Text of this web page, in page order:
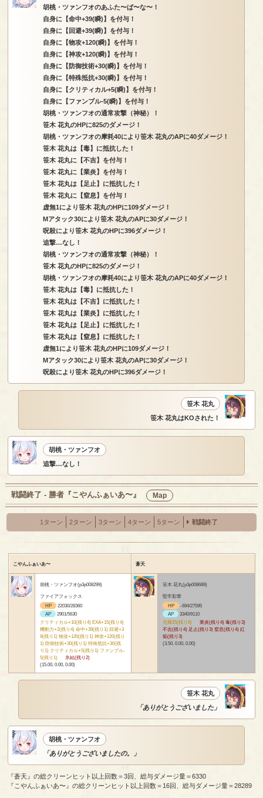
胡桃・ツァンフオのあふた〜ば〜な〜！
自身に【命中+39(瞬)】を付与！
自身に【回避+39(瞬)】を付与！
自身に【物攻+120(瞬)】を付与！
自身に【神攻+120(瞬)】を付与！
自身に【防御技術+30(瞬)】を付与！
自身に【特殊抵抗+30(瞬)】を付与！
自身に【クリティカル+5(瞬)】を付与！
自身に【ファンブル-5(瞬)】を付与！
胡桃・ツァンフオの通常攻撃（神秘）！
笹木 花丸のHPに825のダメージ！
胡桃・ツァンフオの摩耗40により笹木 花丸のAPに40ダメージ！
笹木 花丸は【毒】に抵抗した！
笹木 花丸に【不吉】を付与！
笹木 花丸に【業炎】を付与！
笹木 花丸は【足止】に抵抗した！
笹木 花丸に【窒息】を付与！
虚無1により笹木 花丸のHPに109ダメージ！
Mアタック30により笹木 花丸のAPに30ダメージ！
呪殺により笹木 花丸のHPに396ダメージ！
追撃…なし！
胡桃・ツァンフオの通常攻撃（神秘）！
笹木 花丸のHPに825のダメージ！
胡桃・ツァンフオの摩耗40により笹木 花丸のAPに40ダメージ！
笹木 花丸は【毒】に抵抗した！
笹木 花丸は【不吉】に抵抗した！
笹木 花丸は【業炎】に抵抗した！
笹木 花丸は【足止】に抵抗した！
笹木 花丸は【窒息】に抵抗した！
虚無1により笹木 花丸のHPに109ダメージ！
Mアタック30により笹木 花丸のAPに30ダメージ！
呪殺により笹木 花丸のHPに396ダメージ！
笹木 花丸
笹木 花丸はKOされた！
胡桃・ツァンフオ
追撃…なし！
戦闘終了 - 勝者『こやんふぁいあ〜』 Map
1ターン 2ターン 3ターン 4ターン 5ターン 戦闘終了
こやんふぁいあ〜 蒼天
胡桃・ツァンフオ(p3p008299)
ファイアフォックス
HP
22030/28360
AP
2901/5630
クリティカル+10(残り4) EXA+15(残り4)
機動力+2(残り4) 命中+39(残り1) 回避+3
9(残り1) 物攻+120(残り1) 神攻+120(残り
1) 防御技術+30(残り1) 特殊抵抗+30(残
り1) クリティカル+5(残り1) ファンブル-
5(残り1)
氷結(残り2)
(15.00, 0.00, 0.00)
笹木 花丸(p3p008689)
堅牢彩華
HP
-694/27595
AP
3340/9110
光輝25(残り8)
業炎(残り4) 毒(残り3)
不吉(残り4) 足止(残り3) 窒息(残り4) 紅
焔(残り3)
(3.50, 0.00, 0.00)
笹木 花丸
「ありがとうございました」
胡桃・ツァンフオ
「ありがとうございましたの。」
『蒼天』の総クリーンヒット以上回数＝3回、総与ダメージ量＝6330
『こやんふぁいあ〜』の総クリーンヒット以上回数＝16回、総与ダメージ量＝28289